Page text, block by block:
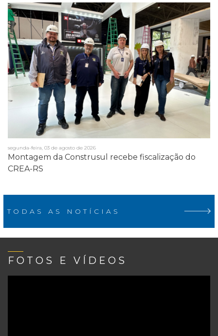
segunda-feira, 03 de agosto de 2026
Montagem da Construsul recebe fiscalização do
CREA-RS
TODAS AS NOTÍCIAS
FOTOS E VÍDEOS